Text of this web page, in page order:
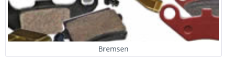
Bremsen